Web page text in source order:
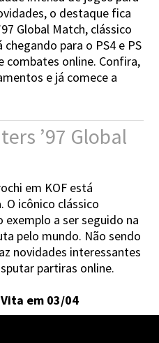
o destaque fica
Global Match, clássico
para o PS4 e PS
combates online. Confira,
e já comece a
’97 Global
em KOF está
O icônico clássico
a ser seguido na
pelo mundo. Não sendo
novidades interessantes
partiras online.
Vita em 03/04